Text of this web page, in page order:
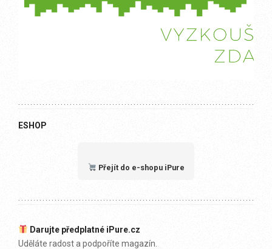
ESHOP
Přejít do e-shopu iPure
Darujte předplatné iPure.cz
Uděláte radost a podpoříte magazín.